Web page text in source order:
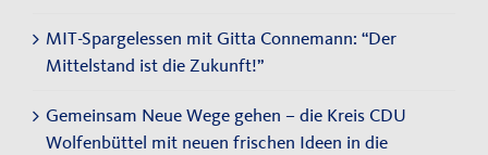
MIT-Spargelessen mit Gitta Connemann: “Der
Mittelstand ist die Zukunft!”
Gemeinsam Neue Wege gehen – die Kreis CDU
Wolfenbüttel mit neuen frischen Ideen in die